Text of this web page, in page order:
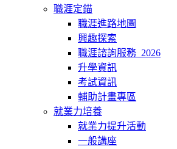
職涯定錨
職涯進路地圖
興趣探索
職涯諮詢服務_2026
升學資訊
考試資訊
輔助計畫專區
就業力培養
就業力提升活動
一般講座